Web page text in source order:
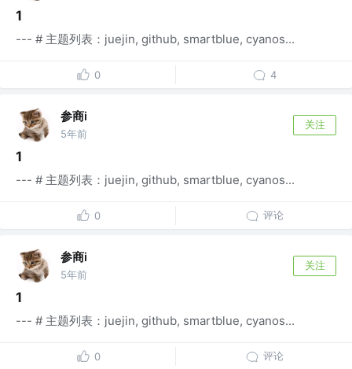
1
--- # 主题列表：juejin, github, smartblue, cyanos...
0 4
参商i
5年前
关注
1
--- # 主题列表：juejin, github, smartblue, cyanos...
0 评论
参商i
5年前
关注
1
--- # 主题列表：juejin, github, smartblue, cyanos...
0 评论